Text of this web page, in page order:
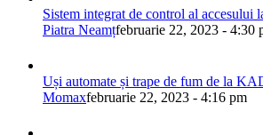
Sistem integrat de control al accesului
Piatra Neamțfebruarie 22, 2023 - 4:30
Uși automate și trape de fum de la
Momaxfebruarie 22, 2023 - 4:16 pm